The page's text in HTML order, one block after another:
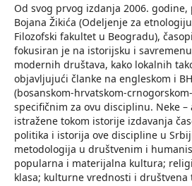
Od svog prvog izdanja 2006.
Bojana Žikića (Odeljenje za
Filozofski fakultet u Beogradu),
fokusiran je na istorijsku i
modernih društava, kako lokalnih
objavljujući članke na engleskom i
(bosanskom-hrvatskom-
specifičnim za ovu disciplinu. Neke –
istražene tokom istorije izdavanja
politika i istorija ove discipline u
metodologija u društvenim i
popularna i materijalna kultura;
klasa; kulturne vrednosti i društvena